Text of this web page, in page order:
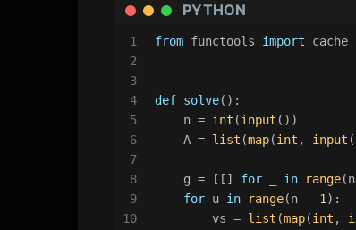
PYTHON
1
2
3
4
5
6
7
8
9
10
from functools import cache
def solve():
    n =
int (input ())
    A =
list (map(int , input
    g = [[]
for in range
for u in range(n - 1 ):
        vs =
list (map(int ,